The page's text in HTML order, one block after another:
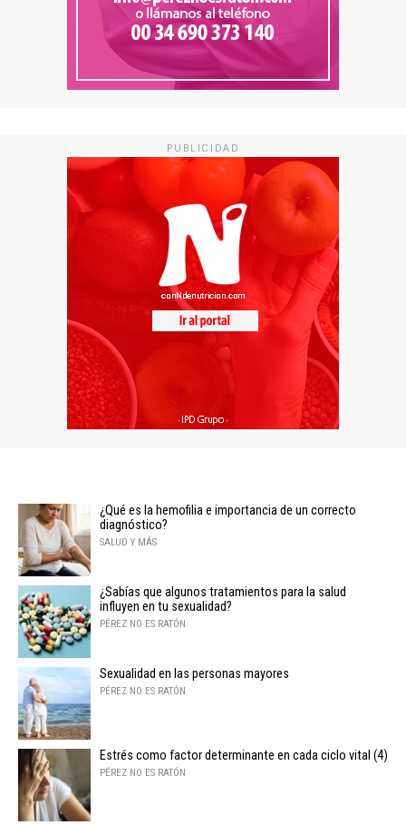
PUBLICIDAD
¿Qué es la hemofilia e importancia de un correcto
diagnóstico?
SALUD Y MÁS
¿Sabías que algunos tratamientos para la salud
influyen en tu sexualidad?
PÉREZ NO ES RATÓN
Sexualidad en las personas mayores
PÉREZ NO ES RATÓN
Estrés como factor determinante en cada ciclo vital (4)
PÉREZ NO ES RATÓN